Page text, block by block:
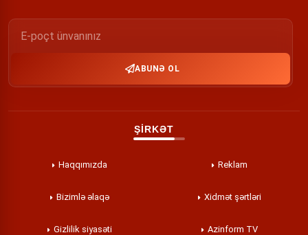
ABUNƏ OL
ŞİRKƏT
Haqqımızda Reklam
Bizimlə əlaqə Xidmət şərtləri
Gizlilik siyasəti Azinform TV